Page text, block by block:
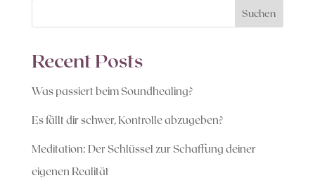
Suchen
Recent Posts
Was passiert beim Soundhealing?
Es fällt dir schwer, Kontrolle abzugeben?
Meditation: Der Schlüssel zur Schaffung deiner
eigenen Realität